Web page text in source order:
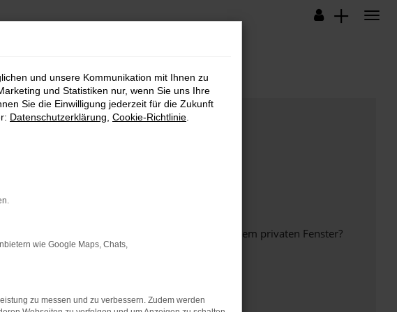
die Seite in einem anderen Browser oder in einem privaten Fenster?
Funktionen nicht mehr unterstützt werden.
und unsere Kommunikation mit Ihnen zu
und Statistiken nur, wenn Sie uns Ihre
Sie die Einwilligung jederzeit für die Zukunft
Datenschutzerklärung Cookie-Richtlinie
wie Google Maps, Chats,
zu messen und zu verbessern. Zudem werden